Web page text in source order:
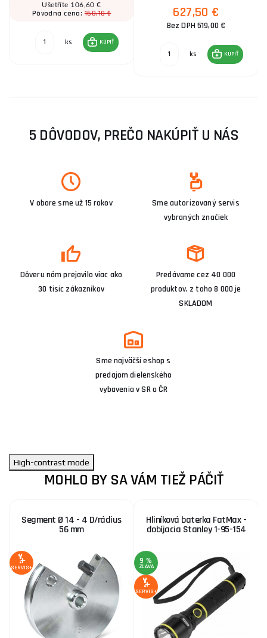
Ušetříte 106,60 €
Pôvodná cena:160,10 €
ks KÚPIŤ
627,50 €
Bez DPH 519,00 €
ks KÚPIŤ
5 DÔVODOV, PREČO NAKÚPIŤ U NÁS
V obore sme už 15 rokov
Sme autorizovaný servis
vybraných značiek
Dôveru nám prejavilo viac ako
30 tisíc zákazníkov
Predávame cez 40 000
produktov, z toho 8 000 je
SKLADOM
Sme najväčší eshop s
predajom dielenského
vybavenia v SR a ČR
High-contrast mode
MOHLO BY SA VÁM TIEŽ PÁČIŤ
Segment Ø 14 - 4 D/rádius
56 mm
SERVIS+
Hliníková baterka FatMax -
dobíjacia Stanley 1-95-154
9 %
ZĽAVA
SERVIS+